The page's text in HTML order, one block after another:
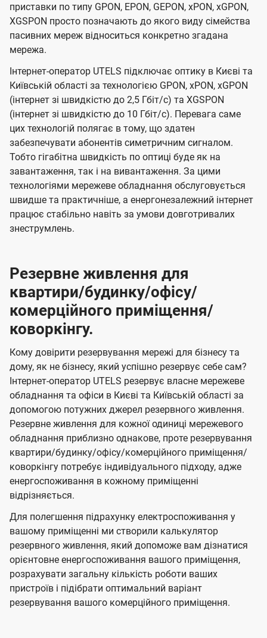
приставки по типу GPON, EPON, GEPON, xPON, xGPON,
XGSPON просто позначають до якого виду сімейства
пасивних мереж відноситься конкретно згадана
мережа.
Інтернет-оператор UTELS підключає оптику в Києві та
Київській області за технологією GPON, xPON, xGPON
(інтернет зі швидкістю до 2,5 Гбіт/с) та XGSPON
(інтернет зі швидкістю до 10 Гбіт/с). Перевага саме
цих технологій полягає в тому, що здатен
забезпечувати абонентів симетричним сигналом.
Тобто гігабітна швидкість по оптиці буде як на
завантаження, так і на вивантаження. За цими
технологіями мережеве обладнання обслуговується
швидше та практичніше, а енергонезалежний інтернет
працює стабільно навіть за умови довготривалих
знеструмлень.
Резервне живлення для
квартири/будинку/офісу/
комерційного приміщення/
коворкінгу.
Кому довірити резервування мережі для бізнесу та
дому, як не бізнесу, який успішно резервує себе сам?
Інтернет-оператор UTELS резервує власне мережеве
обладнання та офіси в Києві та Київській області за
допомогою потужних джерел резервного живлення.
Резервне живлення для кожної одиниці мережевого
обладнання приблизно однакове, проте резервування
квартири/будинку/офісу/комерційного приміщення/
коворкінгу потребує індивідуального підходу, адже
енергоспоживання в кожному приміщенні
відрізняється.
Для полегшення підрахунку електроспоживання у
вашому приміщенні ми створили калькулятор
резервного живлення, який допоможе вам дізнатися
орієнтовне енергоспоживання вашого приміщення,
розрахувати загальну кількість роботи ваших
пристроїв і підібрати оптимальний варіант
резервування вашого комерційного приміщення.